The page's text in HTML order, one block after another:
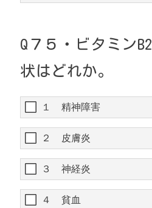
Q ７５・ ビタミンB2
状はどれか。
１ 精神障害
２ 皮膚炎
３ 神経炎
４ 貧血